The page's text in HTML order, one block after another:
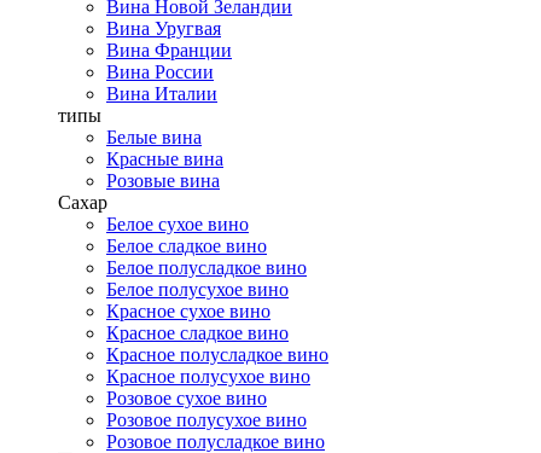
Вина Новой Зеландии
Вина Уругвая
Вина Франции
Вина России
Вина Италии
типы
Белые вина
Красные вина
Розовые вина
Сахар
Белое сухое вино
Белое сладкое вино
Белое полусладкое вино
Белое полусухое вино
Красное сухое вино
Красное сладкое вино
Красное полусладкое вино
Красное полусухое вино
Розовое сухое вино
Розовое полусухое вино
Розовое полусладкое вино